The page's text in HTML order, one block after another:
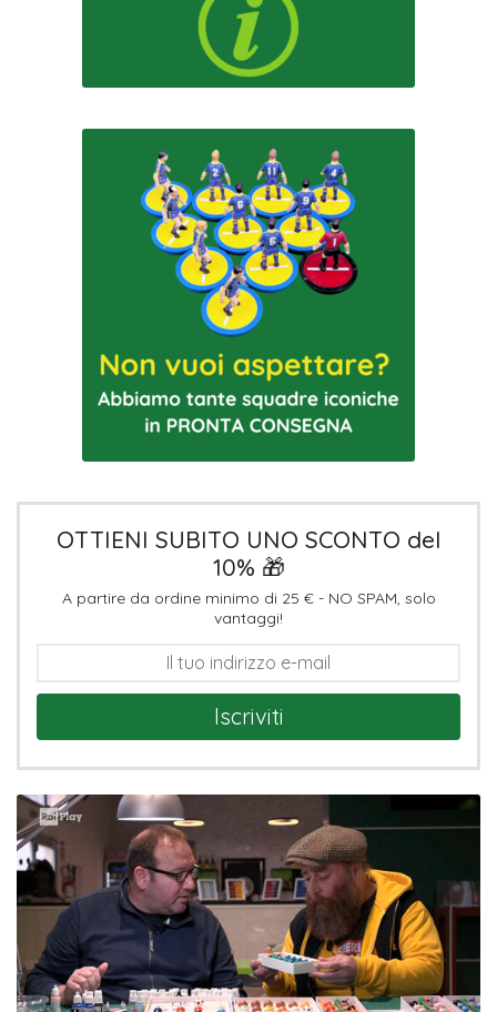
OTTIENI SUBITO UNO SCONTO del
10% 🎁
A partire da ordine minimo di 25 € - NO SPAM, solo
vantaggi!
Iscriviti